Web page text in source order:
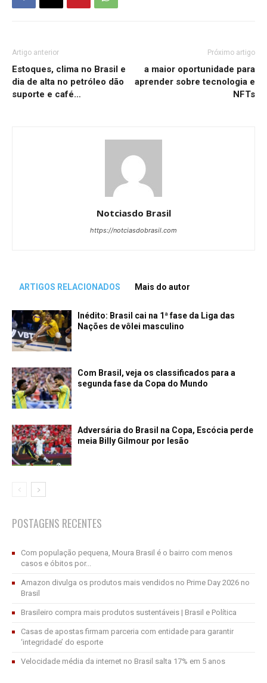
Artigo anterior
Estoques, clima no Brasil e
dia de alta no petróleo dão
suporte e café…
Próximo artigo
a maior oportunidade para
aprender sobre tecnologia e
NFTs
Notciasdo Brasil
https://notciasdobrasil.com
ARTIGOS RELACIONADOS Mais do autor
Inédito: Brasil cai na 1ª fase da Liga das
Nações de vôlei masculino
Com Brasil, veja os classificados para a
segunda fase da Copa do Mundo
Adversária do Brasil na Copa, Escócia perde
meia Billy Gilmour por lesão
POSTAGENS RECENTES
Com população pequena, Moura Brasil é o bairro com menos
casos e óbitos por...
Amazon divulga os produtos mais vendidos no Prime Day 2026 no
Brasil
Brasileiro compra mais produtos sustentáveis | Brasil e Política
Casas de apostas firmam parceria com entidade para garantir
‘integridade’ do esporte
Velocidade média da internet no Brasil salta 17% em 5 anos